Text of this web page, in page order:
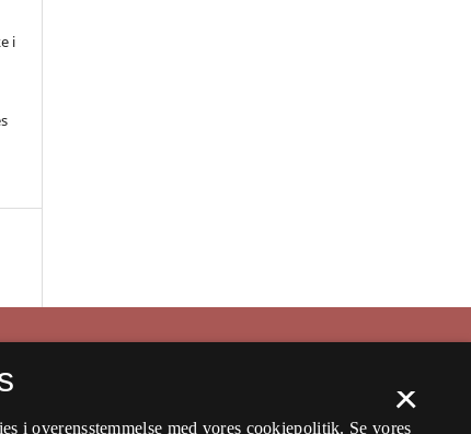
i
×
i overensstemmelse med vores cookiepolitik. Se vores